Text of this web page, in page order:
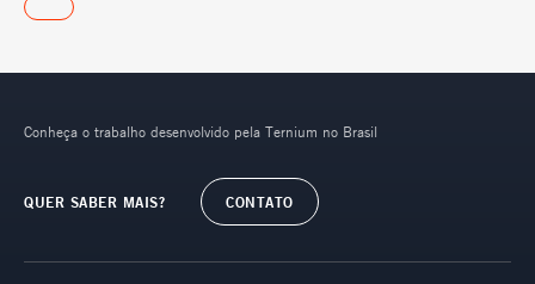
Conheça o trabalho desenvolvido pela Ternium no Brasil
QUER SABER MAIS? CONTATO